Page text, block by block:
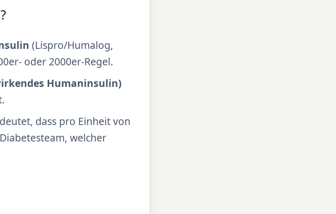
(Lispro/Humalog,
oder 2000er-Regel.
Humaninsulin)
dass pro Einheit von
welcher